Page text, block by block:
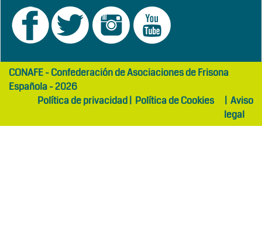
girls
abaya
maltepe
otelCONAFE - Confederación de Asociaciones de Frisona
Española - 2026
Política de privacidad| Política de Cookies | Aviso
legal